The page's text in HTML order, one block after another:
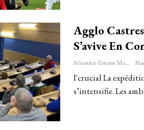
Agglo
S’avive En
Sébastien-Étienne Marechal
l'crucial La
s’intensifie. Les